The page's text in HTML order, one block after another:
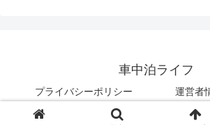
車中泊ライフ
プライバシーポリシー 運営者
© 2018 車中泊ライフ.